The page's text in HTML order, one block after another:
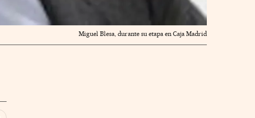
Miguel Blesa, durante su etapa en Caja Madrid